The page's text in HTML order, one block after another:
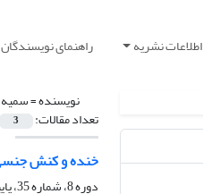
اطلاعات نشریه راهنمای نویسندگان
نویسنده =سمیه
تعداد مقالات: 3
خنده و کنش
دوره 8، شماره 35، پاییز 1399، صفحه